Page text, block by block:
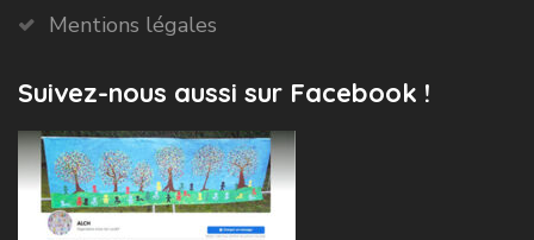
Mentions légales
Suivez-nous aussi sur Facebook !